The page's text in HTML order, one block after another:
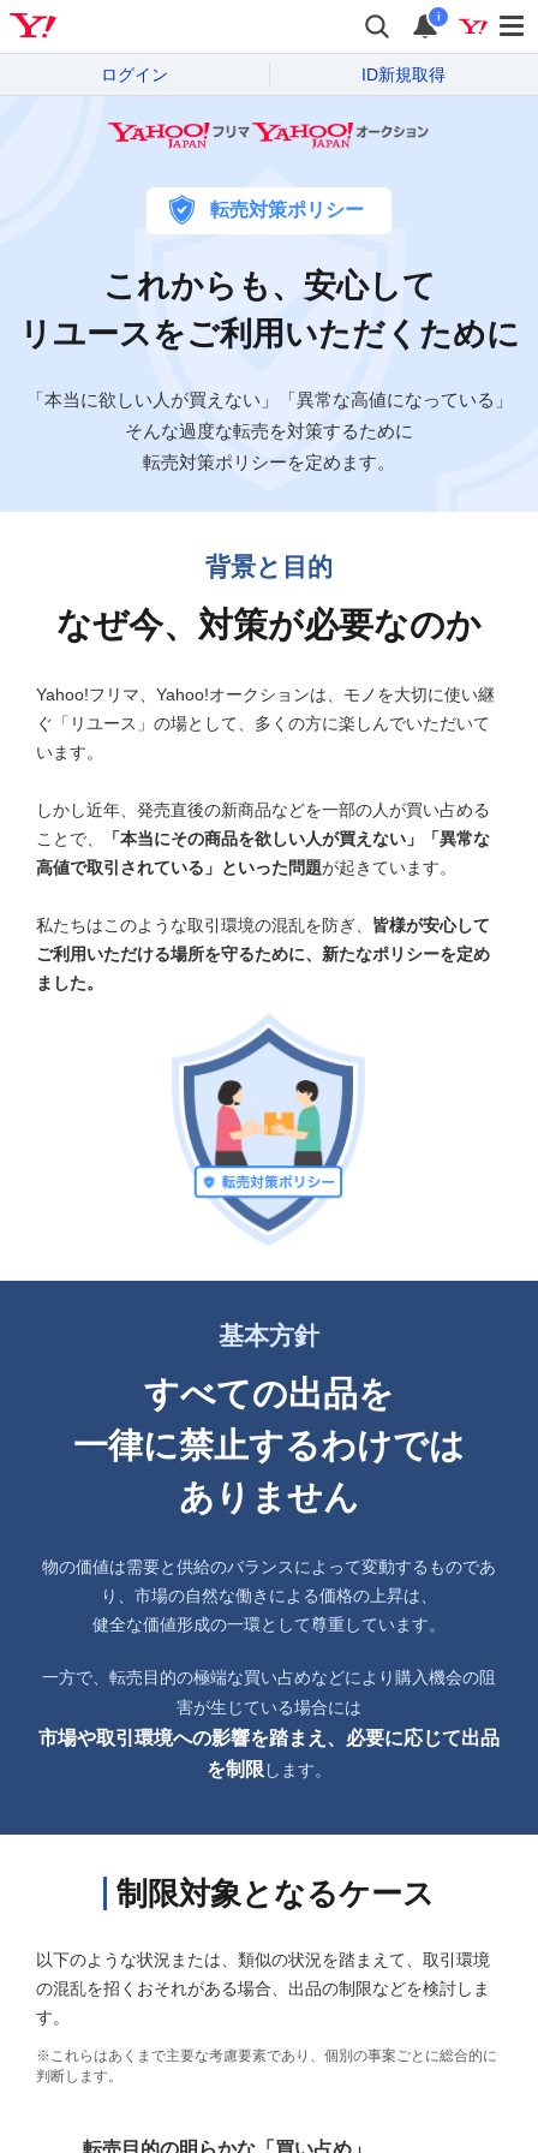
i
ログイン ID新規取得
Yahoo!フリマ
転売対策ポリシー
これからも、安心して
リユースをご利用いただくために
「本当に欲しい人が買えない」「異常な高値になっている」
そんな過度な転売を対策するために
転売対策ポリシーを定めます。
背景と目的
なぜ今、対策が必要なのか
Yahoo!フリマ、Yahoo!オークションは、モノを大切に使い継
ぐ「リユース」の場として、多くの方に楽しんでいただいて
います。
しかし近年、発売直後の新商品などを一部の人が買い占める
ことで、
「本当にその商品を欲しい人が買えない」「異常な
高値で取引されている」といった問題が起きています。
私たちはこのような取引環境の混乱を防ぎ、 皆様が安心して
ご利用いただける場所を守るために、新たなポリシーを定め
ました。
基本方針
すべての出品を
一律に禁止するわけでは
ありません
物の価値は需要と供給のバランスによって変動するものであ
り、市場の自然な働きによる価格の上昇は、
健全な価値形成の一環として尊重しています。
一方で、転売目的の極端な買い占めなどにより購入機会の阻
害が生じている場合には
市場や取引環境への影響を踏まえ、必要に応じて出品
を制限 します。
制限対象となるケース
以下のような状況または、類似の状況を踏まえて、取引環境
の混乱を招くおそれがある場合、 出品の制限などを検討しま
す。
これらはあくまで主要な考慮要素であり、個別の事案ごとに総合的に
判断します。
転売目的の明らかな「買い占め」